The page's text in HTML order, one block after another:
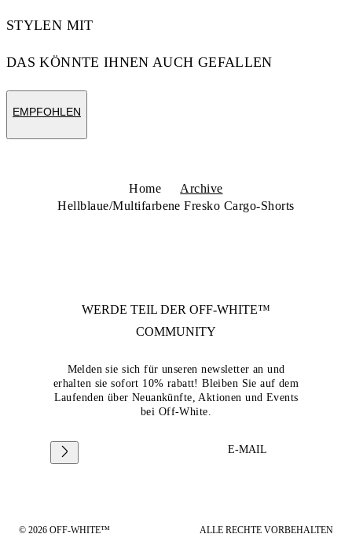
STYLEN MIT
DAS KÖNNTE IHNEN AUCH GEFALLEN
EMPFOHLEN
Home
Archive
Hellblaue/Multifarbene Fresko Cargo-Shorts
WERDE TEIL DER OFF-WHITE™
COMMUNITY
Melden sie sich für unseren newsletter an und
erhalten sie sofort 10% rabatt! Bleiben Sie auf dem
Laufenden über Neuankünfte, Aktionen und Events
bei Off-White.
E-MAIL
© 2026 OFF-WHITE™ ALLE RECHTE VORBEHALTEN